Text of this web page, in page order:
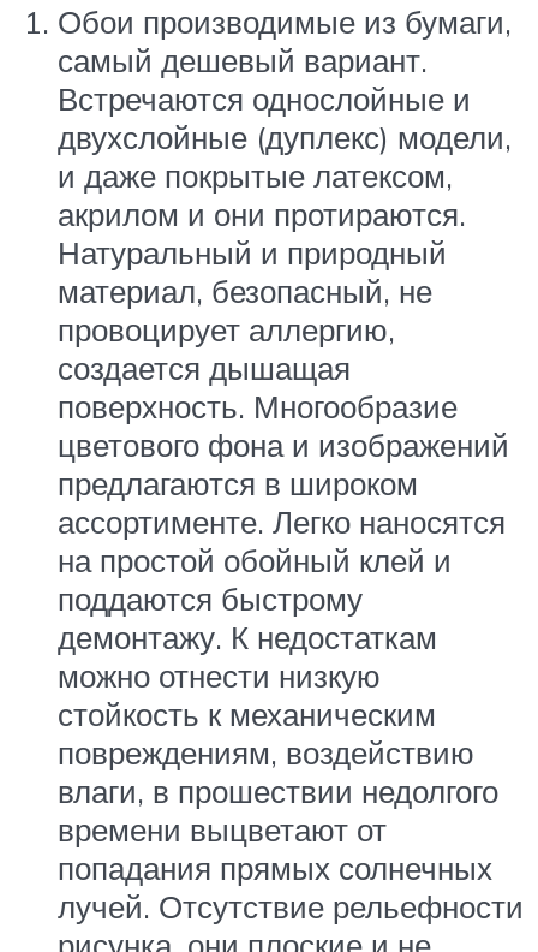
Обои производимые из бумаги,
самый дешевый вариант.
Встречаются однослойные и
двухслойные (дуплекс) модели,
и даже покрытые латексом,
акрилом и они протираются.
Натуральный и природный
материал, безопасный, не
провоцирует аллергию,
создается дышащая
поверхность. Многообразие
цветового фона и изображений
предлагаются в широком
ассортименте. Легко наносятся
на простой обойный клей и
поддаются быстрому
демонтажу. К недостаткам
можно отнести низкую
стойкость к механическим
повреждениям, воздействию
влаги, в прошествии недолгого
времени выцветают от
попадания прямых солнечных
лучей. Отсутствие рельефности
рисунка, они плоские и не